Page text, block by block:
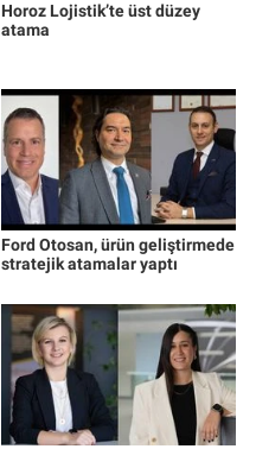
Horoz Lojistik’te üst düzey
atama
Ford Otosan, ürün geliştirmede
stratejik atamalar yaptı